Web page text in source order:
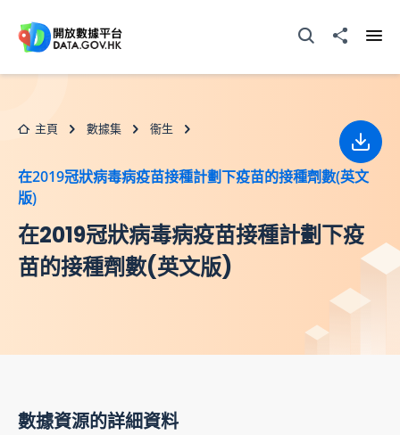
打開搜尋器分享至
主頁 數據集 衞生
在2019冠狀病毒病疫苗接種計劃下疫苗的接種劑數(英文
版)
在2019冠狀病毒病疫苗接種計劃下疫
苗的接種劑數(英文版)
下載
數據資源的詳細資料